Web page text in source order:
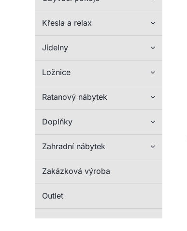
Křesla a relax
Jídelny
Ložnice
Ratanový nábytek
Doplňky
Zahradní nábytek
Zakázková výroba
Outlet